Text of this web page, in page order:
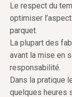
Le respect du
optimiser
parquet.
La plupart des
avant la mise en
responsabilité.
Dans la pratique
quelques heures